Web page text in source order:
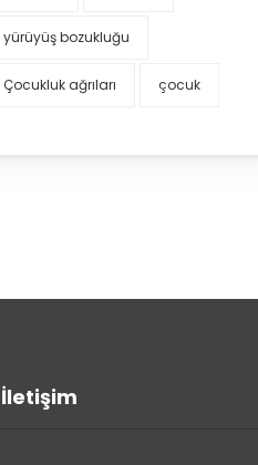
yürüyüş bozukluğu
Çocukluk ağrıları çocuk
İletişim